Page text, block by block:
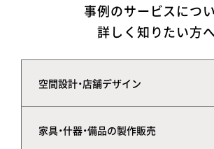
事例のサービスにつ
詳しく知りたい方へ
空間設計・店舗デザイン
家具・什器・備品の製作販売